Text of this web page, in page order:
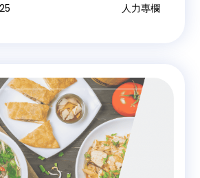
菜，省下家裡每一分開銷。人力專欄